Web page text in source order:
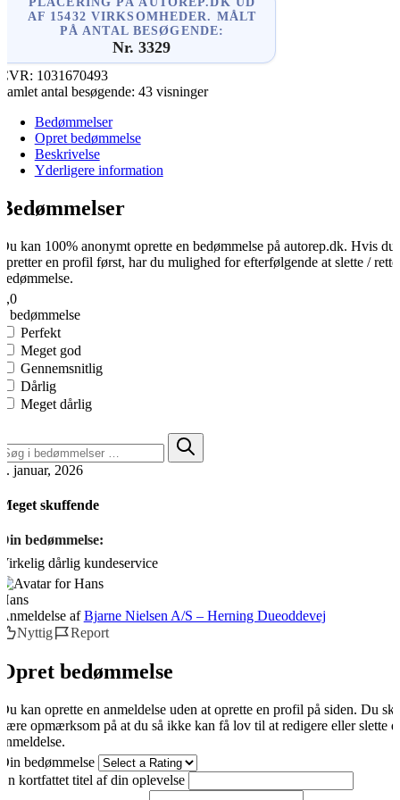
AF 15432 VIRKSOMHEDER. MÅLT
PÅ ANTAL BESØGENDE:
Nr. 3329
1031670493
antal besøgende: 43 visninger
Bedømmelser
Opret bedømmelse
Beskrivelse
Yderligere information
kan 100% anonymt oprette en bedømmelse på autorep.dk. Hvis du
en profil først, har du mulighed for efterfølgende at slette /
bedømmelse
Perfekt
Meget god
Gennemsnitlig
Dårlig
Meget dårlig
januar, 2026
skuffende
bedømmelse:
dårlig kundeservice
afBjarne Nielsen A/S – Herning Dueoddevej
Nyttig
Report
bedømmelse
kan oprette en anmeldelse uden at oprette en profil på siden. Du
opmærksom på at du så ikke kan få lov til at redigere eller slette
bedømmelse
kortfattet titel af din oplevelse